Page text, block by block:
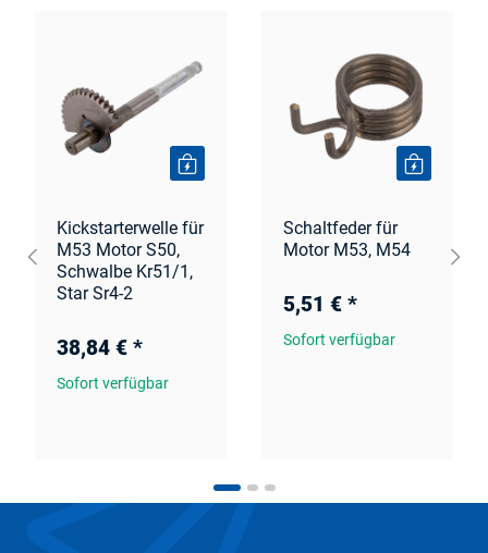
Kickstarterwelle für
M53 Motor S50,
Schwalbe Kr51/1,
Star Sr4-2
38,84 € *
Sofort verfügbar
Schaltfeder für
Motor M53, M54
5,51 € *
Sofort verfügbar